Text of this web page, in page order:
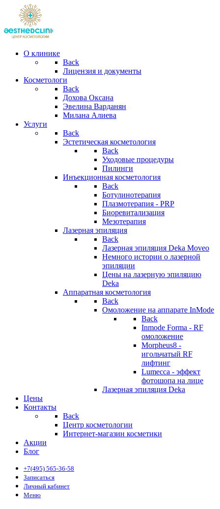
О клинике
Back
Лицензия и документы
Косметологи
Back
Дохова Оксана
Эвелина Варданян
Милана Алиева
Услуги
Back
Эстетическая косметология
Back
Уходовые процедуры
Пилинги
Инъекционная косметология
Back
Ботулинотерапия
Плазмотерапия - PRP
Биоревитализация
Мезотерапия
Лазерная эпиляция
Back
Лазерная эпиляция Deka Moveo
Немного истории о лазерной
эпиляции
Цены на лазерную эпиляцию
Deka
Аппаратная косметология
Back
Омоложение на аппарате InMode
Back
Inmode Forma - RF
омоложение
Morpheus8 -
игольчатый RF
лифтинг
Lumecca - эффект
фотошопа на лице
Лазерная эпиляция Deka
Цены
Контакты
Back
Центр косметологии
Интернет-магазин косметики
Акции
Блог
+7(495) 565-36-58
Записаться
Личный кабинет
Меню